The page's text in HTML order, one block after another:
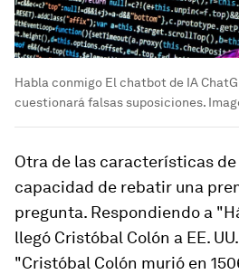
Habla conmigo El chatbot de IA
cuestionará falsas suposiciones.
Otra de las características de
capacidad de rebatir una
pregunta. Respondiendo a
llegó Cristóbal Colón a EE.
"Cristóbal Colón murió en